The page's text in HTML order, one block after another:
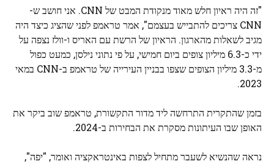
"זה היה ראיון חלש מאוד מנקודת המבט של CNN. אני חושב ש-
CNN צריכים להתבייש בעצמם", אמר טראמפ לפני שהציג כיצד היה
מגיב לשאלות מהארגון. הראיון של הרשת עם האריס ו-וולז נצפה על
ידי כ-6.3 מיליון צופים ביום חמישי, על פי נתוני נילסן, כמעט כפול
מ-3.3 מיליון הצופים שצפו בבניין העירייה של טראמפ ב-CNN במאי
2023.
בזמן שהתקרית התרחשה ליד מדור התקשורת, טראמפ שוב ביקר את
האופן שבו העיתונות מסקרת את הבחירות ב-2024.
נראה שהנשיא לשעבר מתחיל לצפות באינטראקציה ואומר, "יפה",